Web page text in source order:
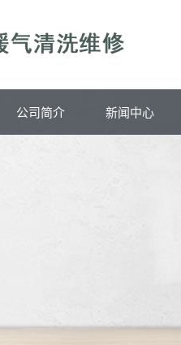
公司简介 新闻中心